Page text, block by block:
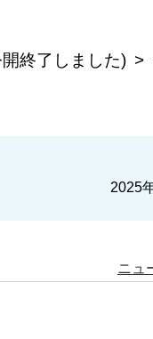
終了しました)
2025
ニュ